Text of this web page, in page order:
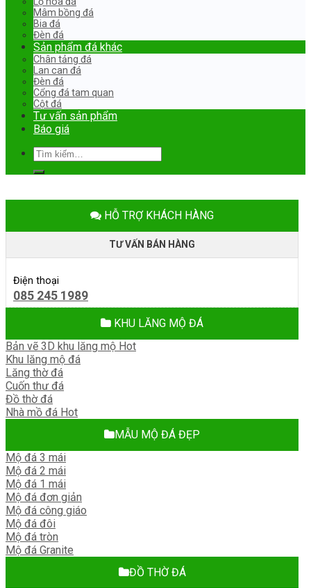
Mâm bồng đá
Bia đá
Đèn đá
Sản phẩm đá khác
Chân tảng đá
Lan can đá
Đèn đá
Cổng đá tam quan
Cột đá
Tư vấn sản phẩm
Báo giá
Tìm
kiếm:
HỖ TRỢ KHÁCH HÀNG
TƯ VẤN BÁN HÀNG
Điện thoại
085 245 1989
KHU LĂNG MỘ ĐÁ
Bản vẽ 3D khu lăng mộ
Khu lăng mộ đá
Lăng thờ đá
Cuốn thư đá
Đồ thờ đá
Nhà mồ đá
MẪU MỘ ĐÁ ĐẸP
Mộ đá 3 mái
Mộ đá 2 mái
Mộ đá 1 mái
Mộ đá đơn giản
Mộ đá công giáo
Mộ đá đôi
Mộ đá tròn
Mộ đá Granite
ĐỒ THỜ ĐÁ